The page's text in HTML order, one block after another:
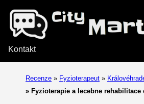
Kontakt
Recenze » Fyzioterapeut »
» Fyzioterapie a lecebne rehabilitace